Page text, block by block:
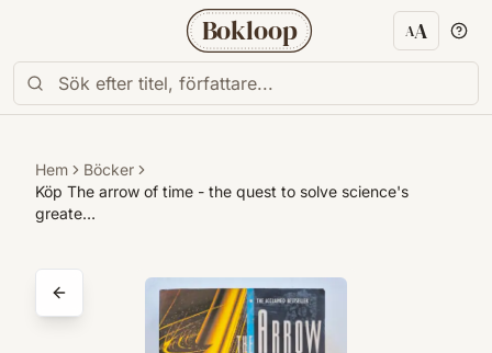
Bokloop AA
Hem
Böcker
Köp The arrow of time - the quest to solve science's
greate…